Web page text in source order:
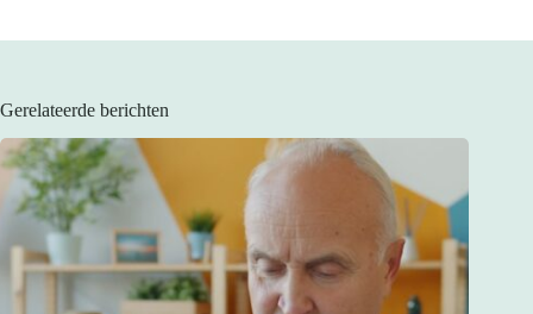
Gerelateerde berichten